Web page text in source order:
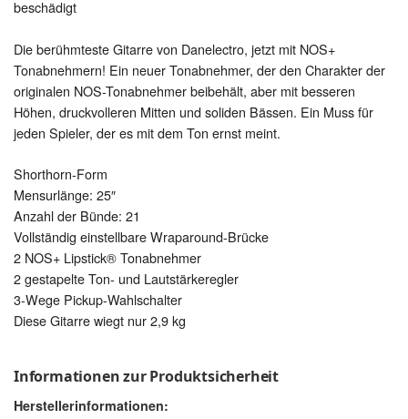
beschädigt
Die berühmteste Gitarre von Danelectro, jetzt mit NOS+
Tonabnehmern! Ein neuer Tonabnehmer, der den Charakter der
originalen NOS-Tonabnehmer beibehält, aber mit besseren
Höhen, druckvolleren Mitten und soliden Bässen. Ein Muss für
jeden Spieler, der es mit dem Ton ernst meint.
Shorthorn-Form
Mensurlänge: 25″
Anzahl der Bünde: 21
Vollständig einstellbare Wraparound-Brücke
2 NOS+ Lipstick® Tonabnehmer
2 gestapelte Ton- und Lautstärkeregler
3-Wege Pickup-Wahlschalter
Diese Gitarre wiegt nur 2,9 kg
Informationen zur Produktsicherheit
Herstellerinformationen: